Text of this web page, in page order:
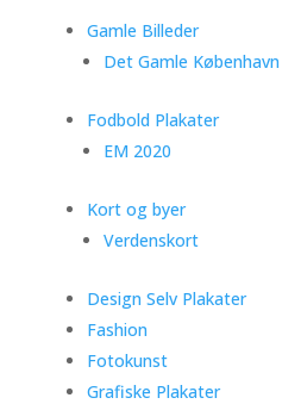
Gamle Billeder
Det Gamle København
Fodbold Plakater
EM 2020
Kort og byer
Verdenskort
Design Selv Plakater
Fashion
Fotokunst
Grafiske Plakater